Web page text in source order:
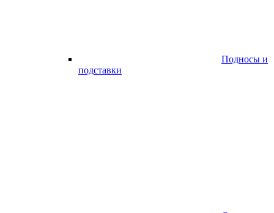
Подносы и
подставки